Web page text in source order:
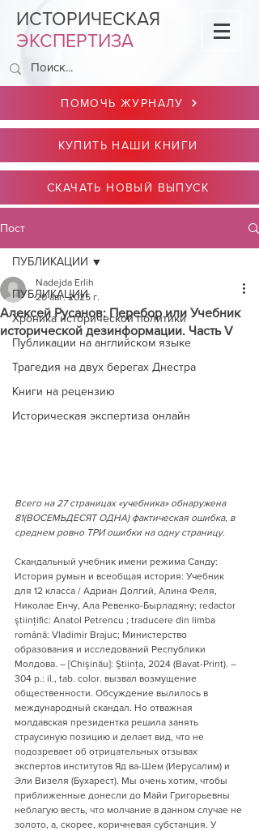
ИСТОРИЧЕСКАЯ
ЭКСПЕРТИЗА
ПОМОЧЬ ЖУРНАЛУ
КУПИТЬ НАШИ КНИГИ
СКАЧАТЬ НОВЫЙ ВЫПУСК
Пост
ПУБЛИКАЦИИ
Хроника исторической политики
Публикации на английском языке
Трагедия на двух берегах Днестра
Книги на рецензию
Историческая экспертиза онлайн
ПУБЛИКАЦИИ
Алексей Русанов: Перебор или Учебник
исторической дезинформации. Часть V
Nadejda Erlih
20 авг. 2025 г.
Всего на 27 страницах «учебника» обнаружена
81(ВОСЕМЬДЕСЯТ ОДНА) фактическая ошибка, в
среднем ровно ТРИ ошибки на одну страницу.
Скандальный учебник имени режима Санду:
История румын и всеобщая история: Учебник
для 12 класса / Адриан Долгий, Алина Феля,
Николае Енчу, Ала Ревенко-Бырладяну; redactor
ştiinţific: Anatol Petrencu ; traducere din limba
română: Vladimir Brajuc; Министерство
образования и исследований Республики
Молдова. – [Chişinău]: Ştiinţa, 2024 (Bavat-Print). –
304 p.: il., tab. color. вызвал возмущение
общественности. Обсуждение вылилось в
международный скандал. Но отважная
молдавская президентка решила занять
страусиную позицию и делает вид, что не
подозревает об отрицательных отзывах
экспертов институтов Яд ва-Шем (Иерусалим) и
Эли Визеля (Бухарест). Мы очень хотим, чтобы
приближенные донесли до Майи Григорьевны
неблагую весть, что молчание в данном случае не
золото, а, скорее, коричневая субстанция. У